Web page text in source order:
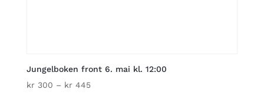
Jungelboken front 6. mai kl. 12:00
kr300 – kr445Price